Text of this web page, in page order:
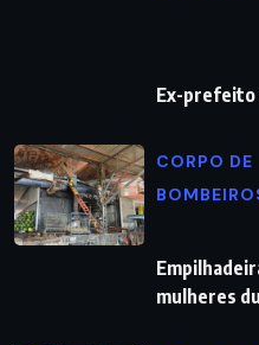
Ex-prefeito
CORPO DE
mulheres